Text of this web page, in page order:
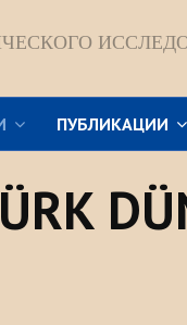
ПУБЛИКАЦИИ